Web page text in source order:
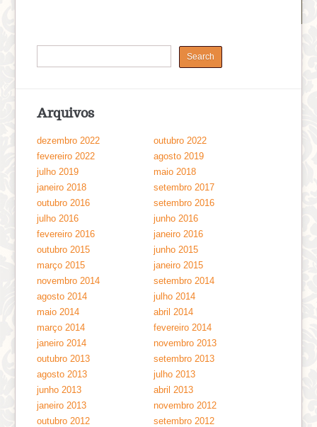
Arquivos
dezembro 2022
outubro 2022
fevereiro 2022
agosto 2019
julho 2019
maio 2018
janeiro 2018
setembro 2017
outubro 2016
setembro 2016
julho 2016
junho 2016
fevereiro 2016
janeiro 2016
outubro 2015
junho 2015
março 2015
janeiro 2015
novembro 2014
setembro 2014
agosto 2014
julho 2014
maio 2014
abril 2014
março 2014
fevereiro 2014
janeiro 2014
novembro 2013
outubro 2013
setembro 2013
agosto 2013
julho 2013
junho 2013
abril 2013
janeiro 2013
novembro 2012
outubro 2012
setembro 2012